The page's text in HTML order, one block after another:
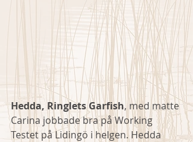
Hedda, Ringlets Garfish, med matte
Carina jobbade bra på Working
Testet på Lidingö i helgen. Hedda